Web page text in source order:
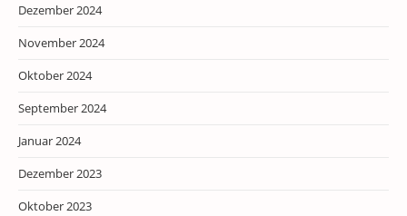
Dezember 2024
November 2024
Oktober 2024
September 2024
Januar 2024
Dezember 2023
Oktober 2023